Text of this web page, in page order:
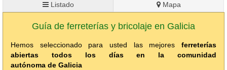
Listado Mapa
Guía de ferreterías y bricolaje en Galicia
Hemos seleccionado para usted las mejores ferreterías
abiertas todos los días en la comunidad
autónoma de Galicia